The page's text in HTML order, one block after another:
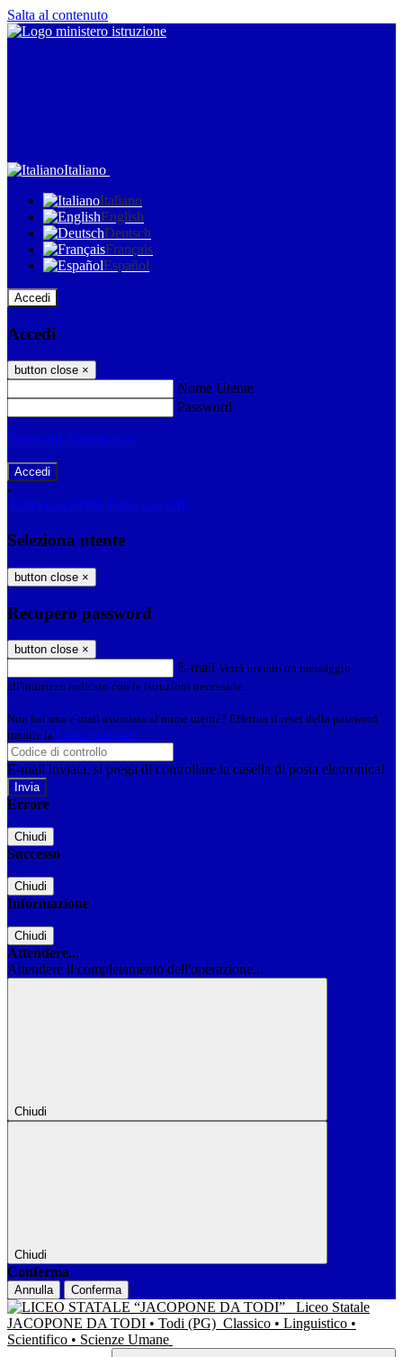
Salta al contenuto
Italiano
Italiano
English
Deutsch
Français
Español
Accedi
Accedi
button close ×
Nome Utente
Password
Password dimenticata?
-
Entra con SPID Entra con CIE
Seleziona utente
button close ×
Recupero password
button close ×
E-mail Verrà inviato un messaggio
all'indirizzo indicato con le istruzioni necessarie.
Non hai una e-mail associata al nome utente? Effettua il reset della password
tramite la Login Spaggiari
E-mail inviata, si prega di controllare la casella di posta elettronica!
Errore
Chiudi
Successo
Chiudi
Informazione
Chiudi
Attendere...
Attendere il completamento dell'operazione...
Chiudi
Chiudi
Conferma
Annulla Conferma
Liceo Statale
JACOPONE DA TODI • Todi (PG) Classico • Linguistico •
Scientifico • Scienze Umane